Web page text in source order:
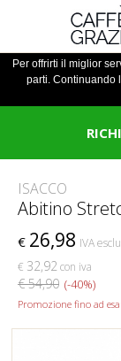
Per offrirti il miglior
parti. Continuando
ISACCO
Abitino
€ 26,98 IVA
€ 32,92con iva
€ 54,90 (-40%)
Promozione fino ad